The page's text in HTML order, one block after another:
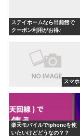
ステイホームなら出前館で
クーポン利用がお得♪
スマホ
楽天モバイルでiphoneを使
いたいけどどうなの？？